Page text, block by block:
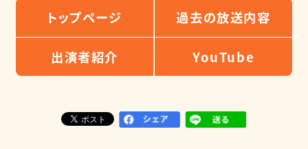
トップページ 過去の放送内容
出演者紹介 YouTube